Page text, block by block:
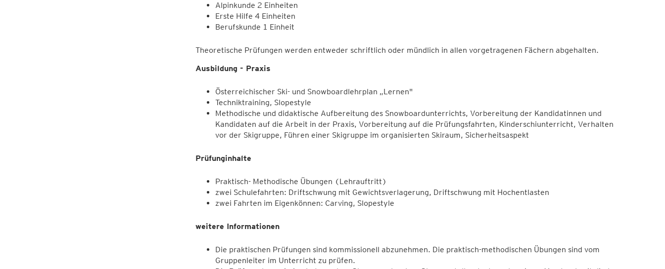
Alpinkunde 2 Einheiten
Erste Hilfe 4 Einheiten
Berufskunde 1 Einheit
Theoretische Prüfungen werden entweder schriftlich oder mündlich in allen vorgetragenen Fächern abgehalten.
Ausbildung - Praxis
Österreichischer Ski- und Snowboardlehrplan „Lernen"
Techniktraining, Slopestyle
Methodische und didaktische Aufbereitung des Snowboardunterrichts, Vorbereitung der Kandidatinnen und
Kandidaten auf die Arbeit in der Praxis, Vorbereitung auf die Prüfungsfahrten, Kinderschiunterricht, Verhalten
vor der Skigruppe, Führen einer Skigruppe im organisierten Skiraum, Sicherheitsaspekt
Prüfunginhalte
Praktisch- Methodische Übungen (Lehrauftritt)
zwei Schulefahrten: Driftschwung mit Gewichtsverlagerung, Driftschwung mit Hochentlasten
zwei Fahrten im Eigenkönnen: Carving, Slopestyle
weitere Informationen
Die praktischen Prüfungen sind kommissionell abzunehmen. Die praktisch-methodischen Übungen sind vom
Gruppenleiter im Unterricht zu prüfen.